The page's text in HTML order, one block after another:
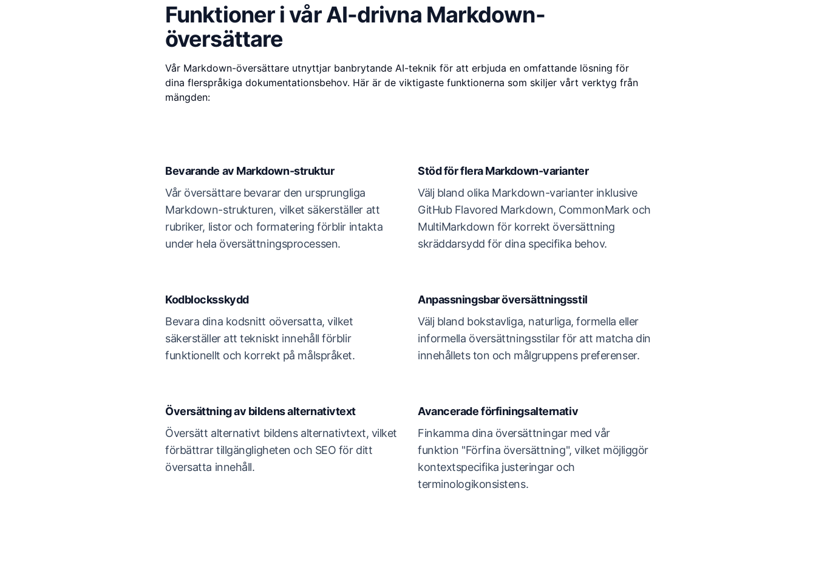
Funktioner i vår AI-drivna Markdown-
översättare
Vår Markdown-översättare utnyttjar banbrytande AI-teknik för att erbjuda en omfattande lösning för
dina flerspråkiga dokumentationsbehov. Här är de viktigaste funktionerna som skiljer vårt verktyg från
mängden:
Bevarande av Markdown-struktur
Vår översättare bevarar den ursprungliga
Markdown-strukturen, vilket säkerställer att
rubriker, listor och formatering förblir intakta
under hela översättningsprocessen.
Stöd för flera Markdown-varianter
Välj bland olika Markdown-varianter inklusive
GitHub Flavored Markdown, CommonMark och
MultiMarkdown för korrekt översättning
skräddarsydd för dina specifika behov.
Kodblocksskydd
Bevara dina kodsnitt oöversatta, vilket
säkerställer att tekniskt innehåll förblir
funktionellt och korrekt på målspråket.
Anpassningsbar översättningsstil
Välj bland bokstavliga, naturliga, formella eller
informella översättningsstilar för att matcha din
innehållets ton och målgruppens preferenser.
Översättning av bildens alternativtext
Översätt alternativt bildens alternativtext, vilket
förbättrar tillgängligheten och SEO för ditt
översatta innehåll.
Avancerade förfiningsalternativ
Finkamma dina översättningar med vår
funktion "Förfina översättning", vilket möjliggör
kontextspecifika justeringar och
terminologikonsistens.